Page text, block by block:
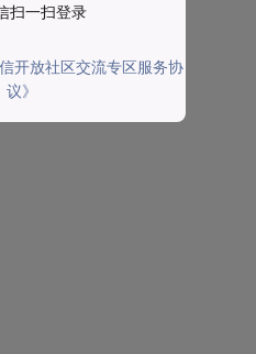
扫一扫登录
信开放社区交流专区服务协
议》